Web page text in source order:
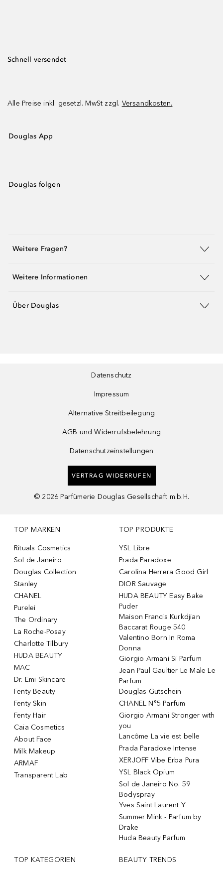
Schnell versendet
Alle Preise inkl. gesetzl. MwSt zzgl. Versandkosten.
Douglas App
Douglas folgen
Weitere Fragen?
Weitere Informationen
Über Douglas
Datenschutz
Impressum
Alternative Streitbeilegung
AGB und Widerrufsbelehrung
Datenschutzeinstellungen
VERTRAG WIDERRUFEN
© 2026 Parfümerie Douglas Gesellschaft m.b.H.
TOP MARKEN
Rituals Cosmetics
Sol de Janeiro
Douglas Collection
Stanley
CHANEL
Purelei
The Ordinary
La Roche-Posay
Charlotte Tilbury
HUDA BEAUTY
MAC
Dr. Emi Skincare
Fenty Beauty
Fenty Skin
Fenty Hair
Caia Cosmetics
About Face
Milk Makeup
ARMAF
Transparent Lab
TOP PRODUKTE
YSL Libre
Prada Paradoxe
Carolina Herrera Good Girl
DIOR Sauvage
HUDA BEAUTY Easy Bake
Puder
Maison Francis Kurkdjian
Baccarat Rouge 540
Valentino Born In Roma
Donna
Giorgio Armani Si Parfum
Jean Paul Gaultier Le Male Le
Parfum
Douglas Gutschein
CHANEL N°5 Parfum
Giorgio Armani Stronger with
you
Lancôme La vie est belle
Prada Paradoxe Intense
XERJOFF Vibe Erba Pura
YSL Black Opium
Sol de Janeiro No. 59
Bodyspray
Yves Saint Laurent Y
Summer Mink - Parfum by
Drake
Huda Beauty Parfum
TOP KATEGORIEN BEAUTY TRENDS